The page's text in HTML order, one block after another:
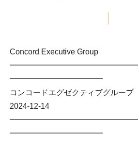
Concord Executive Group
━━━━━━━━━━━━
コンコードエグゼクティブグルー
2024-12-14
━━━━━━━━━━━━